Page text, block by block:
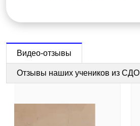
Видео-отзывы
Отзывы наших учеников из СДО